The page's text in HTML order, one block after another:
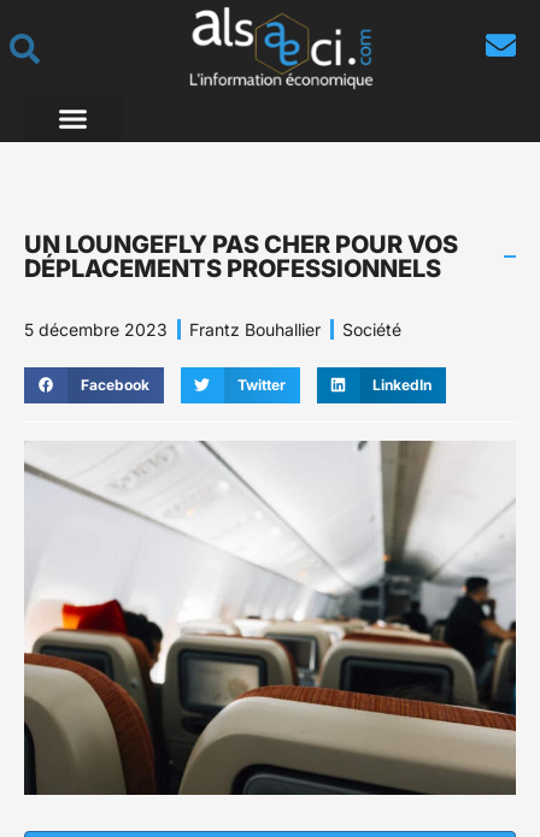
UN LOUNGEFLY PAS CHER POUR VOS
DÉPLACEMENTS PROFESSIONNELS
5 décembre 2023 Frantz Bouhallier Société
Facebook Twitter LinkedIn